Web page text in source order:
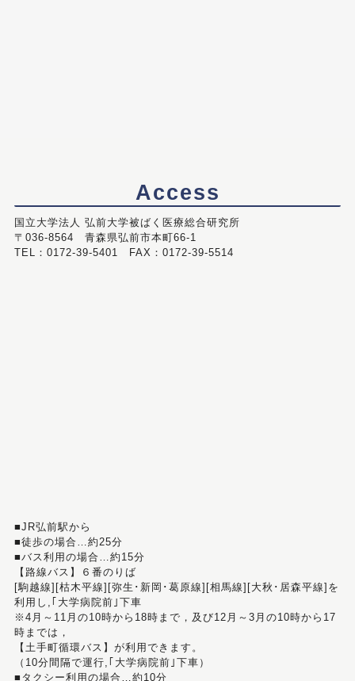
Access
国立大学法人 弘前大学被ばく医療総合研究所
〒036-8564 青森県弘前市本町66-1
TEL：0172-39-5401 FAX：0172-39-5514
■JR弘前駅から
■徒歩の場合…約25分
■バス利用の場合…約15分
【路線バス】６番のりば
[駒越線][枯木平線][弥生･新岡･葛原線][相馬線][大秋･居森平線]を
利用し,｢大学病院前｣下車
※4月～11月の10時から18時まで，及び12月～3月の10時から17
時までは，
【土手町循環バス】が利用できます。
（10分間隔で運行,｢大学病院前｣下車）
■タクシー利用の場合…約10分